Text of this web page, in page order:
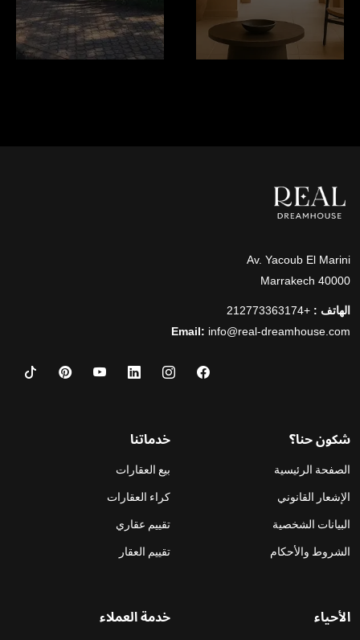
Av. Yacoub El Marini
40000 Marrakech
الهاتف : +212773363174
Email: info@real-dreamhouse.com
شكون حنا؟
الصفحة الرئيسية
الإشعار القانوني
البيانات الشخصية
الشروط والأحكام
خدماتنا
بيع العقارات
كراء العقارات
تقييم عقاري
تقييم العقار
الأحياء خدمة العملاء